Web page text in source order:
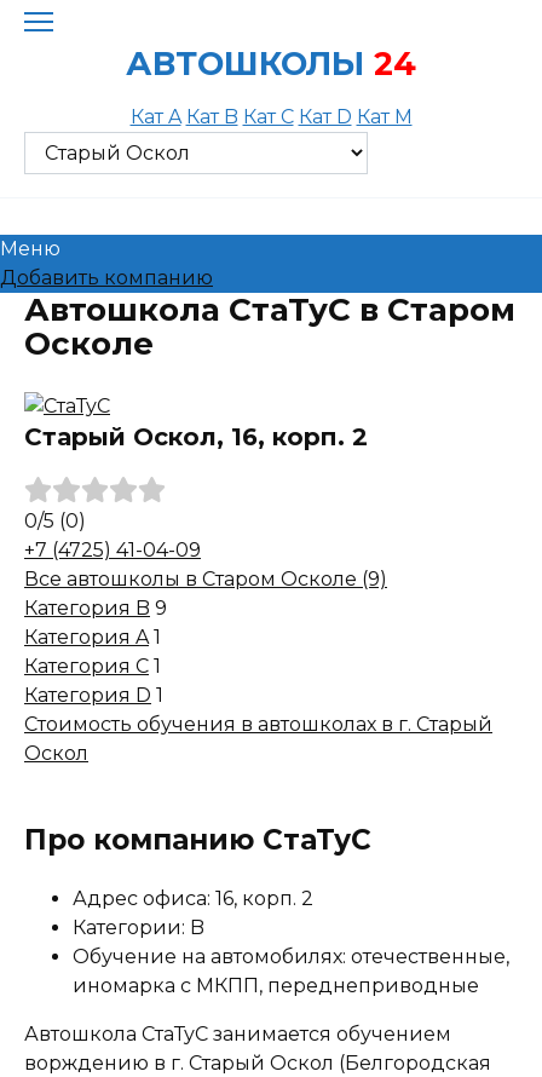
Skip
АВТОШКОЛЫ 24
Кат A Кат B Кат C Кат D Кат M
Меню
Добавить компанию
Автошкола СтаТуС в Старом
Осколе
Старый Оскол, 16, корп. 2
0/5 (0)
+7 (4725) 41-04-09
Все автошколы в Старом Осколе (9)
Категория B 9
Категория A 1
Категория C 1
Категория D 1
Стоимость обучения в автошколах в г. Старый
Оскол
Про компанию СтаТуС
Адрес офиса: 16, корп. 2
Категории: B
Обучение на автомобилях: отечественные,
иномарка с МКПП, переднеприводные
Автошкола СтаТуС занимается обучением
ворждению в г. Старый Оскол (Белгородская